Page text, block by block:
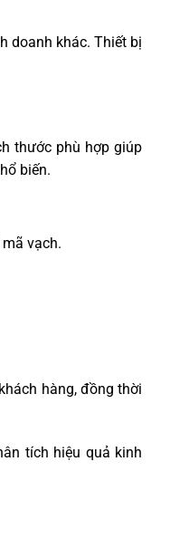
doanh khác. Thiết bị
thước phù hợp giúp
biến.
vạch.
hàng, đồng thời
tích hiệu quả kinh